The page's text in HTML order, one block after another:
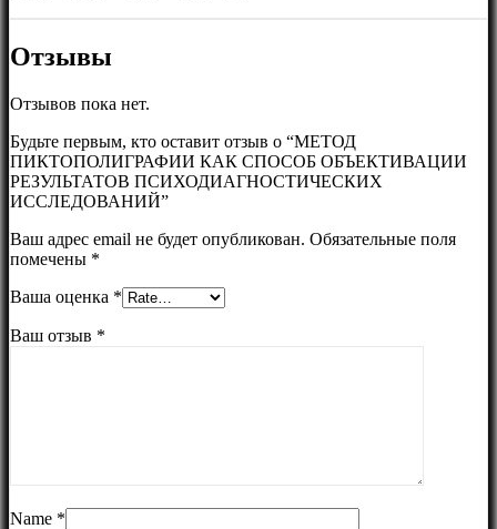
Отзывы
Отзывов пока нет.
Будьте первым, кто оставит отзыв о “МЕТОД
ПИКТОПОЛИГРАФИИ КАК СПОСОБ ОБЪЕКТИВАЦИИ
РЕЗУЛЬТАТОВ ПСИХОДИАГНОСТИЧЕСКИХ
ИССЛЕДОВАНИЙ”
Ваш адрес email не будет опубликован. Обязательные поля
помечены *
Ваша оценка *
Ваш отзыв *
Name *